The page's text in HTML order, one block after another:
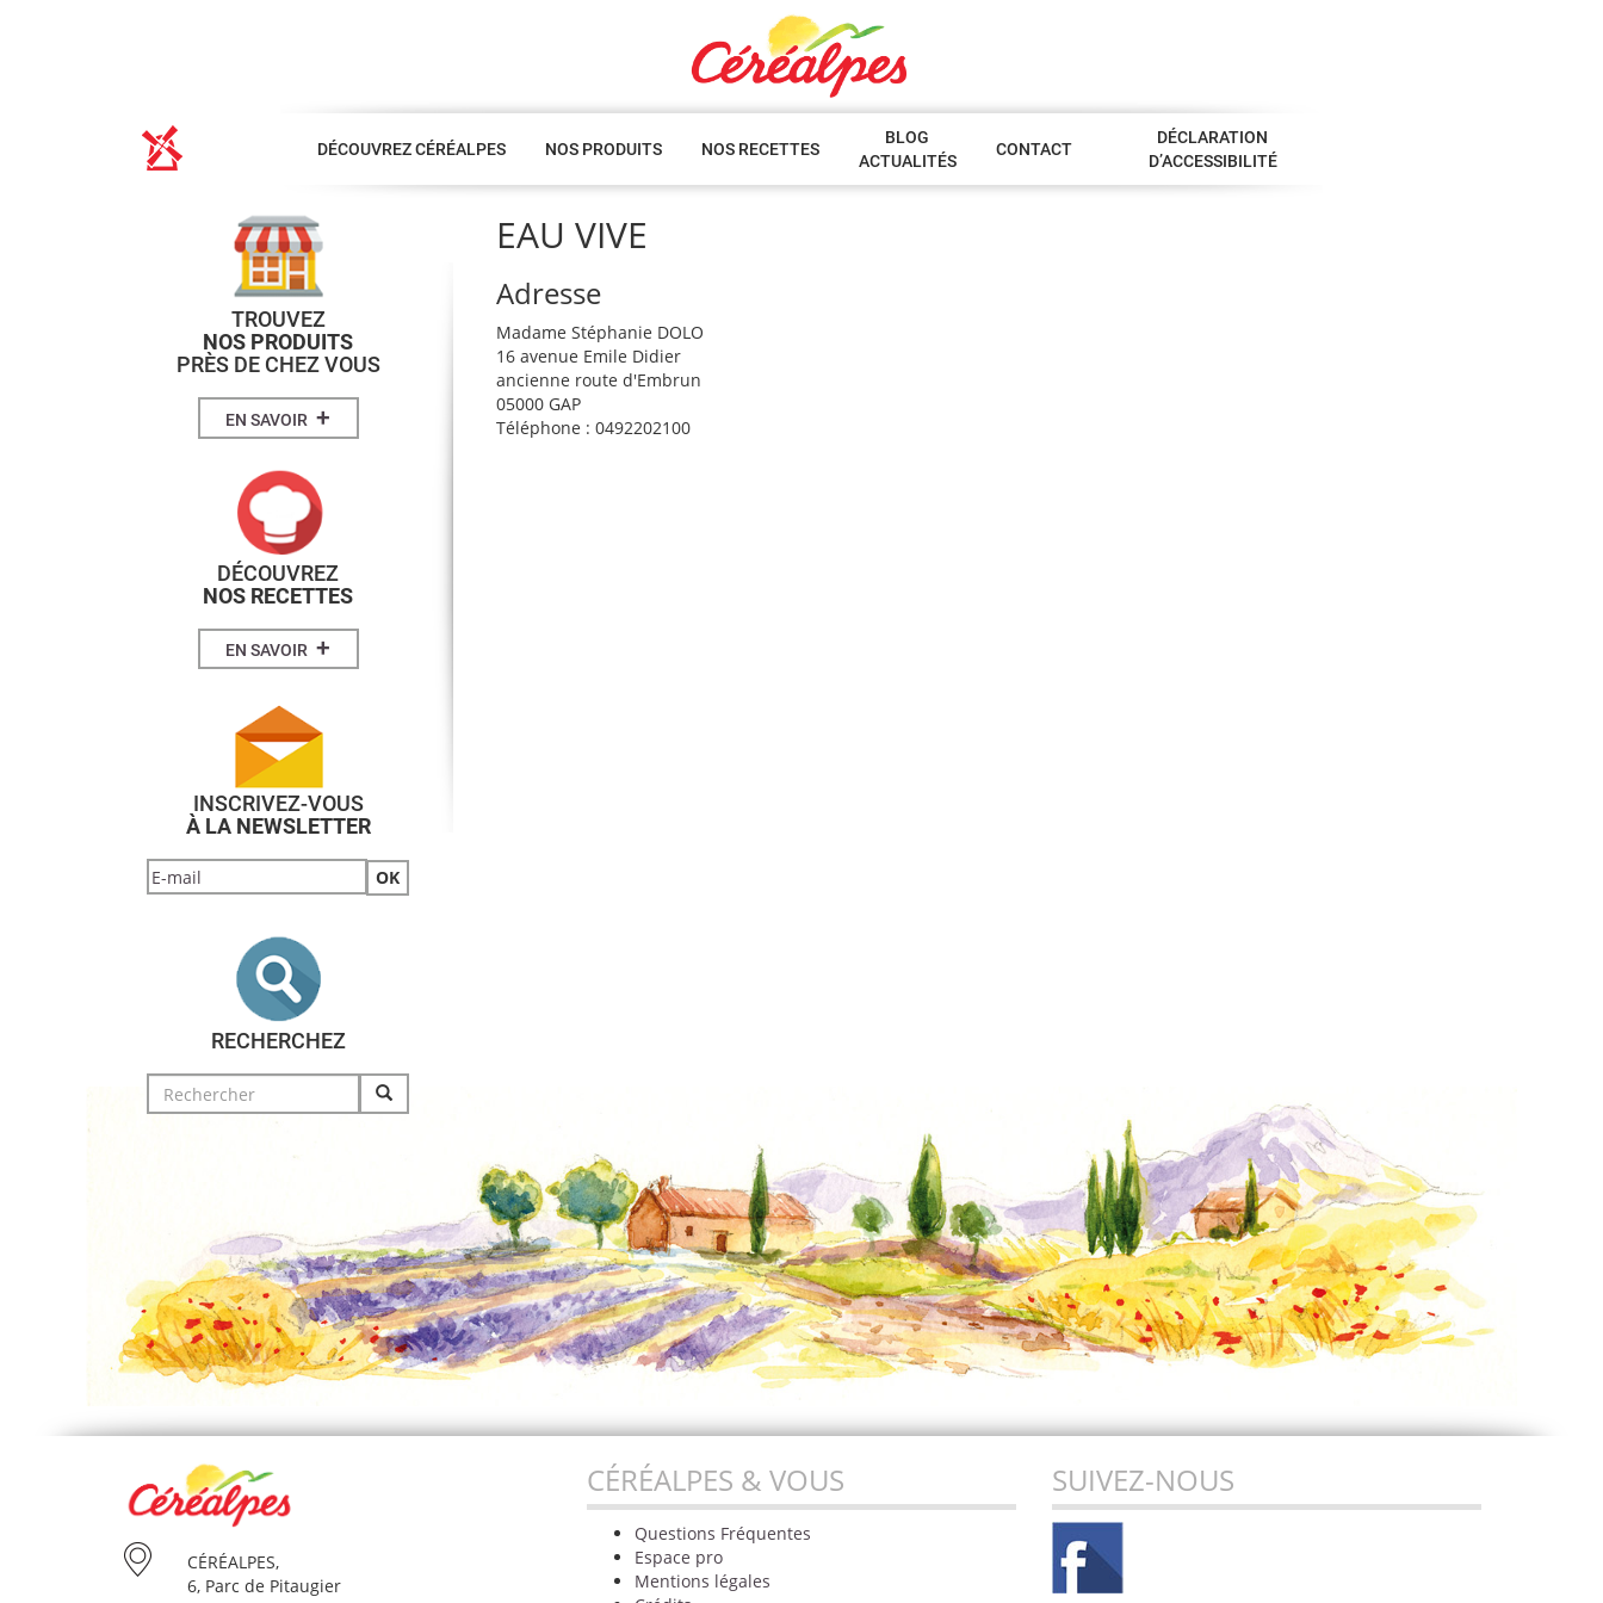
DÉCOUVREZ CÉRÉALPES NOS PRODUITS NOS RECETTES
BLOG
ACTUALITÉS
CONTACT
DÉCLARATION
D’ACCESSIBILITÉ
EAU VIVE
Adresse
Madame Stéphanie DOLO
16 avenue Emile Didier
ancienne route d'Embrun
05000 GAP
Téléphone : 0492202100
TROUVEZ
NOS PRODUITS
PRÈS DE CHEZ VOUS
EN SAVOIR +
DÉCOUVREZ
NOS RECETTES
EN SAVOIR +
INSCRIVEZ-VOUS
À LA NEWSLETTER
RECHERCHEZ
Search
for:
CÉRÉALPES,
6, Parc de Pitaugier
CÉRÉALPES & VOUS
Questions Fréquentes
Espace pro
Mentions légales
SUIVEZ-NOUS